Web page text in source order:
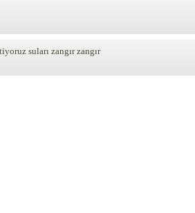
suları zangır zangır